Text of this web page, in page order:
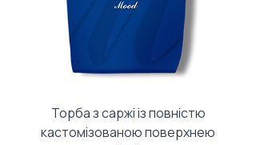
Торба з саржі із повністю
кастомізованою поверхнею